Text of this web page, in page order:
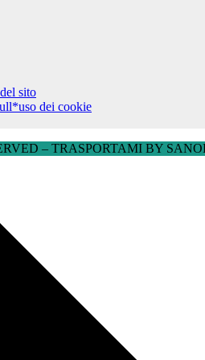
sito
dei cookie
– TRASPORTAMI BY